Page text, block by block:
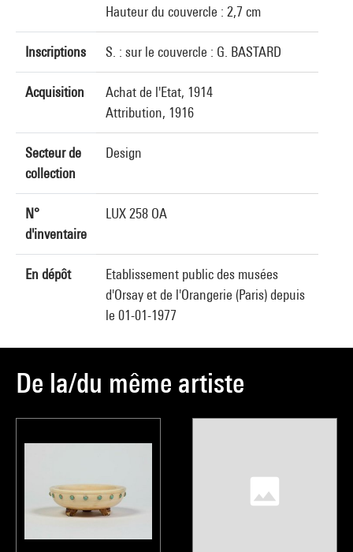
Hauteur du couvercle : 2,7 cm
Inscriptions S. : sur le couvercle : G. BASTARD
Acquisition
Achat de l'Etat, 1914
Attribution, 1916
Secteur de
collection
Design
N°
d'inventaire
LUX 258 OA
En dépôt
Etablissement public des musées
d'Orsay et de l'Orangerie (Paris) depuis
le 01-01-1977
De la/du même artiste